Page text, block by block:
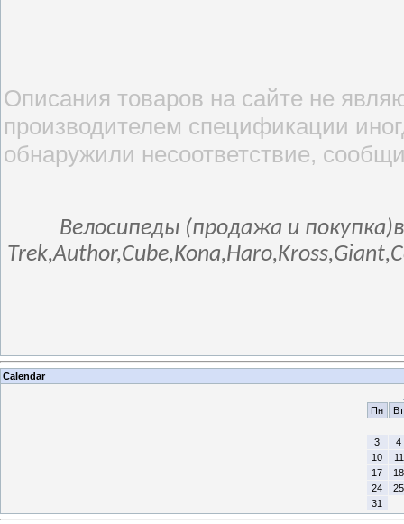
Описания товаров на сайте не
производителем спецификации
обнаружили несоответствие,
Велосипеды (продажа и
Calendar
Пн
Вт
3
4
10
11
17
18
24
25
31